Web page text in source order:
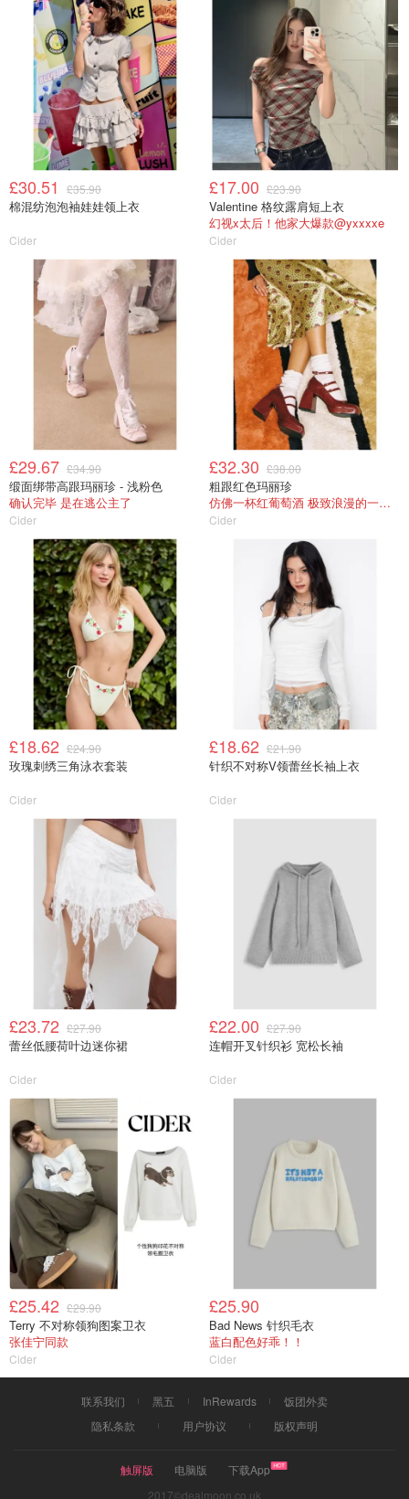
£30.51 £35.90
棉混纺泡泡袖娃娃领上衣
Cider
£17.00 £23.90
Valentine 格纹露肩短上衣
幻视x太后！他家大爆款@yxxxxe
Cider
£29.67 £34.90
缎面绑带高跟玛丽珍 - 浅粉色
确认完毕 是在逃公主了
Cider
£32.30 £38.00
粗跟红色玛丽珍
仿佛一杯红葡萄酒 极致浪漫的一件单品
Cider
£18.62 £24.90
玫瑰刺绣三角泳衣套装
Cider
£18.62 £21.90
针织不对称V领蕾丝长袖上衣
Cider
£23.72 £27.90
蕾丝低腰荷叶边迷你裙
Cider
£22.00 £27.90
连帽开叉针织衫 宽松长袖
Cider
£25.42 £29.90
Terry 不对称领狗图案卫衣
张佳宁同款
Cider
£25.90
Bad News 针织毛衣
蓝白配色好乖！！
Cider
联系我们 黑五 InRewards
饭团外卖
隐私条款
用户协议 版权声明
触屏版 电脑版
下载App
2017©dealmoon.co.uk